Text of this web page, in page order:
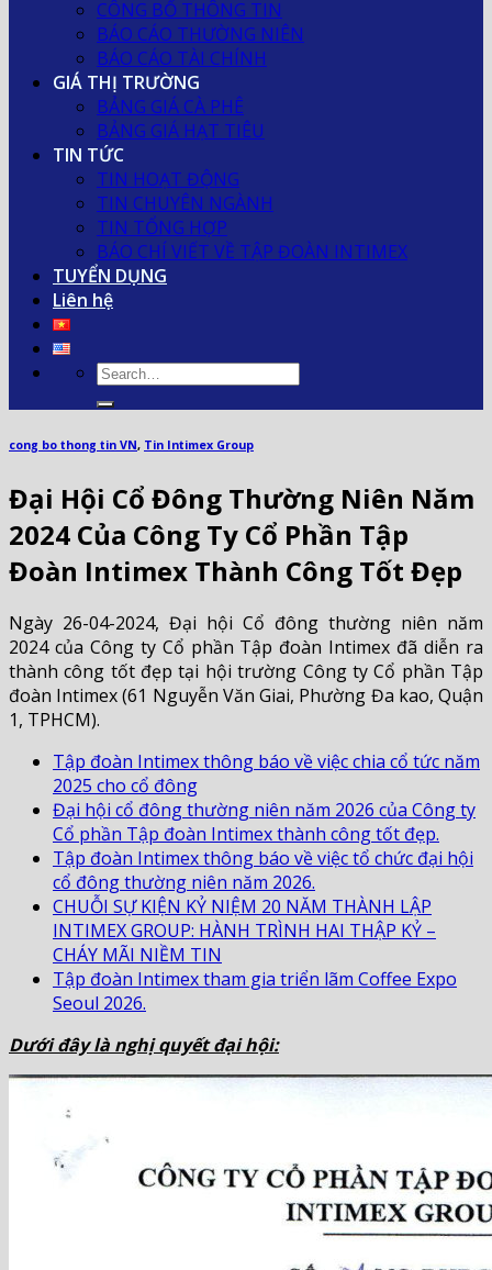
CÔNG BỐ THÔNG TIN
BÁO CÁO THƯỜNG NIÊN
BÁO CÁO TÀI CHÍNH
GIÁ THỊ TRƯỜNG
BẢNG GIÁ CÀ PHÊ
BẢNG GIÁ HẠT TIÊU
TIN TỨC
TIN HOẠT ĐỘNG
TIN CHUYÊN NGÀNH
TIN TỔNG HỢP
BÁO CHÍ VIẾT VỀ TẬP ĐOÀN INTIMEX
TUYỂN DỤNG
Liên hệ
cong bo thong tin VN, Tin Intimex Group
Đại Hội Cổ Đông Thường Niên Năm
2024 Của Công Ty Cổ Phần Tập
Đoàn Intimex Thành Công Tốt Đẹp
Ngày 26-04-2024, Đại hội Cổ đông thường niên năm
2024 của Công ty Cổ phần Tập đoàn Intimex đã diễn ra
thành công tốt đẹp tại hội trường Công ty Cổ phần Tập
đoàn Intimex (61 Nguyễn Văn Giai, Phường Đa kao, Quận
1, TPHCM).
Tập đoàn Intimex thông báo về việc chia cổ tức năm
2025 cho cổ đông
Đại hội cổ đông thường niên năm 2026 của Công ty
Cổ phần Tập đoàn Intimex thành công tốt đẹp.
Tập đoàn Intimex thông báo về việc tổ chức đại hội
cổ đông thường niên năm 2026.
CHUỖI SỰ KIỆN KỶ NIỆM 20 NĂM THÀNH LẬP
INTIMEX GROUP: HÀNH TRÌNH HAI THẬP KỶ –
CHÁY MÃI NIỀM TIN
Tập đoàn Intimex tham gia triển lãm Coffee Expo
Seoul 2026.
Dưới đây là nghị quyết đại hội: